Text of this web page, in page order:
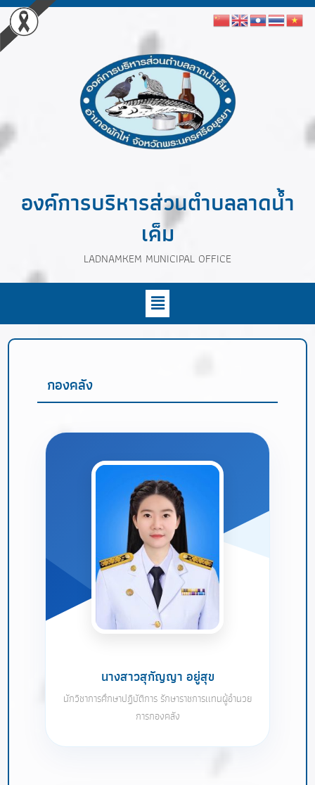
องค์การบริหารส่วนตำบลลาดน้ำ
เค็ม
LADNAMKEM MUNICIPAL OFFICE
กองคลัง
นางสาวสุกัญญา อยู่สุข
นักวิชาการศึกษาปฏิบัติการ รักษาราชการเเทนผู้อำนวย
การกองคลัง